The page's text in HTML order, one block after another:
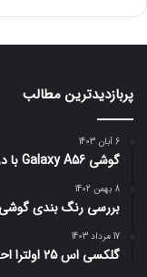
پربازدیدترین مطالب
6 آبان 1403
گوشی Galaxy A56 با دوربین بهتر همراه است
8 بهمن 1402
بررسی رنگ بندی گوشی Galaxy S24 Ultra؛ کدام رنگ را بخریم
17 مرداد 1403
گلکسی اس 25 اولترا احتمالا قوی تر از آیفون 16 پرو است